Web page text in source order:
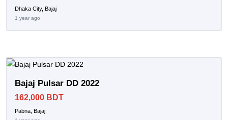
Dhaka City, Bajaj
1 year ago
Bajaj Pulsar DD 2022
162,000 BDT
Pabna, Bajaj